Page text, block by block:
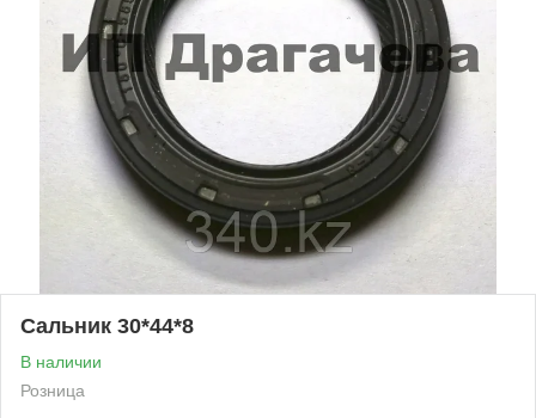
Сальник 30*44*8
В наличии
Розница